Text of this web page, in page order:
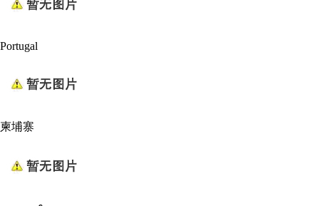
Portugal
柬埔寨